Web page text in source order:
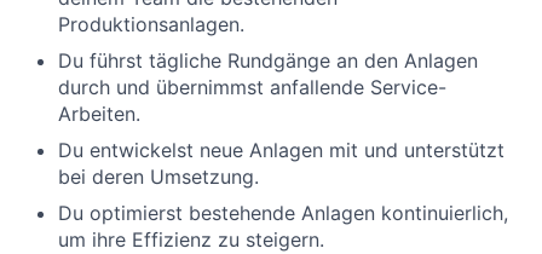
Produktionsanlagen.
Du führst tägliche Rundgänge an den Anlagen
durch und übernimmst anfallende Service-
Arbeiten.
Du entwickelst neue Anlagen mit und unterstützt
bei deren Umsetzung.
Du optimierst bestehende Anlagen kontinuierlich,
um ihre Effizienz zu steigern.